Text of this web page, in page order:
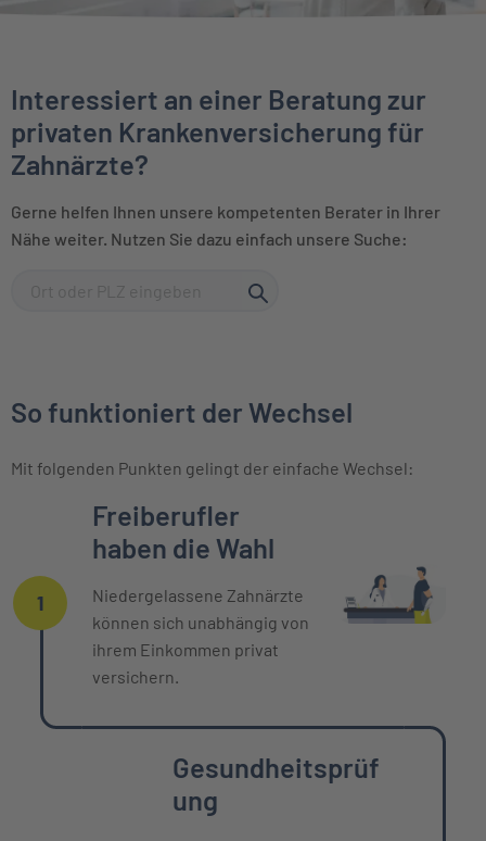
Interessiert an einer Beratung zur
privaten Krankenversicherung für
Zahnärzte?
Gerne helfen Ihnen unsere kompetenten Berater in Ihrer
Nähe weiter. Nutzen Sie dazu einfach unsere Suche:
So funktioniert der Wechsel
Mit folgenden Punkten gelingt der einfache Wechsel:
Einzelne Oberpunkte mit zeitlichem
1
Freiberufler
haben die Wahl
Niedergelassene Zahnärzte
können sich unabhängig von
ihrem Einkommen privat
versichern.
Gesundheitsprüf
ung